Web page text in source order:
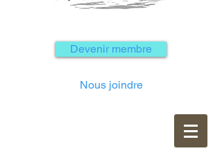
Devenir membre
Nous joindre